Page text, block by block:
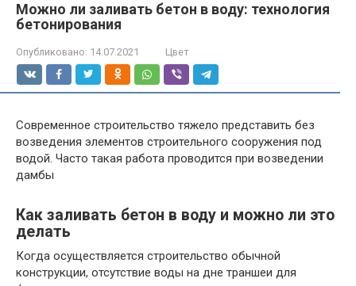
Можно ли заливать бетон в воду: технология
бетонирования
Опубликовано: 14.07.2021 Цвет
Современное строительство тяжело представить без
возведения элементов строительного сооружения под
водой. Часто такая работа проводится при возведении
дамбы
Как заливать бетон в воду и можно ли это
делать
Когда осуществляется строительство обычной
конструкции, отсутствие воды на дне траншеи для